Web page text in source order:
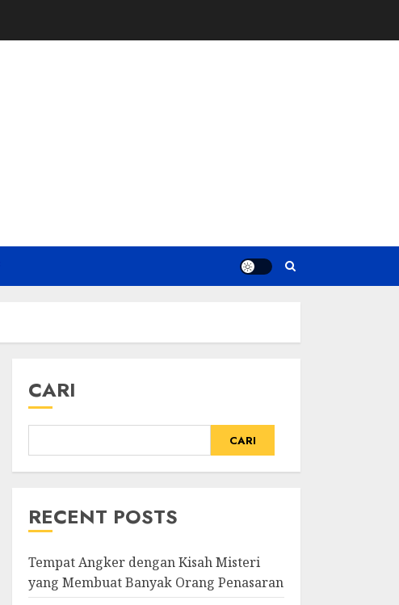
CARI
CARI
RECENT POSTS
Tempat Angker dengan Kisah Misteri
yang Membuat Banyak Orang Penasaran